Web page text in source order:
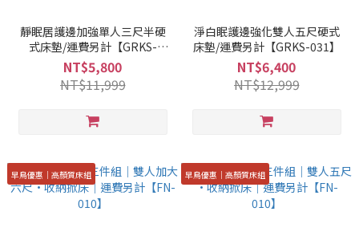
靜眠居護邊加強單人三尺半硬
式床墊/運費另計【GRKS-
069】
NT$5,800
NT$11,999
淨白眠護邊強化雙人五尺硬式
床墊/運費另計【GRKS-031】
NT$6,400
NT$12,999
早鳥優惠｜高顏質床組 早鳥優惠｜高顏質床組